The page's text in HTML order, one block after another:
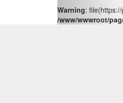
Warning:
/www/wwwroot/